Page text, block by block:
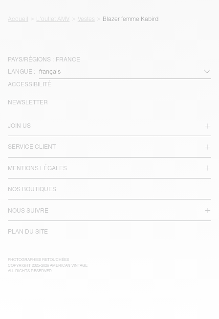
Accueil L'outlet AMV Vestes Blazer femme Kabird
PAYS/RÉGIONS : FRANCE
LANGUE :
ACCESSIBILITÉ
JOIN US
SERVICE CLIENT
MENTIONS LÉGALES
NOS BOUTIQUES
NOUS SUIVRE
PLAN DU SITE
NEWSLETTER
PHOTOGRAPHIES RETOUCHÉES
COPYRIGHT 2025-2026 AMERICAN VINTAGE
ALL RIGHTS RESERVED